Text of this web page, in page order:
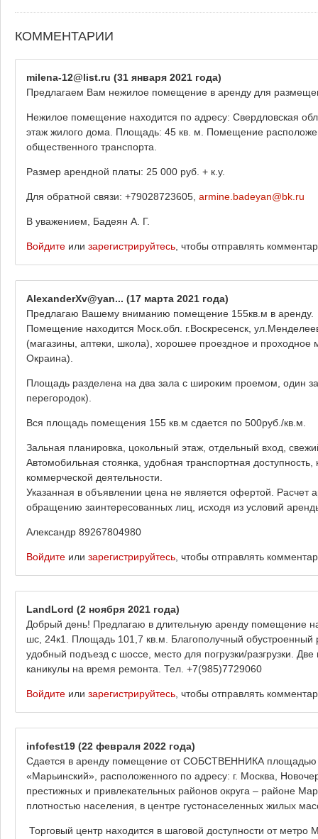
КОММЕНТАРИИ
milena-12@list.ru (31 января 2021 года)
Предлагаем Вам нежилое помещение в аренду для
Нежилое помещение находится по адресу: Свердловская
этаж жилого дома. Площадь: 45 кв. м. Помещение
общественного транспорта.
Размер арендной платы: 25 000 руб. + к.у.
Для обратной связи: +79028723605, armine.badeyan@bk.ru
В уважением, Бадеян А. Г.
Войдите или зарегистрируйтесь , чтобы отправлять
AlexanderXv@yan... (17 марта 2021 года)
Предлагаю Вашему вниманию помещение 155кв.м в аренду.
Помещение находится Моск.обл. г.Воскресенск,
(магазины, аптеки, школа), хорошее проездное и
Окраина).
Площадь разделена на два зала с широким проемом, один
перегородок).
Вся площадь помещения 155 кв.м сдается по 500руб./кв.м.
Зальная планировка, цокольный этаж, отдельный вход,
Автомобильная стоянка, удобная транспортная
коммерческой деятельности.
Указанная в объявлении цена не является офертой. Расчет
обращению заинтересованных лиц, исходя из условий
Александр 89267804980
Войдите или зарегистрируйтесь , чтобы отправлять
LandLord (2 ноября 2021 года)
Добрый день! Предлагаю в длительную аренду помещение
шс, 24к1. Площадь 101,7 кв.м. Благополучный
удобный подъезд с шоссе, место для погрузки/разгрузки.
каникулы на время ремонта. Тел. +7(985)7729060
Войдите или зарегистрируйтесь , чтобы отправлять
infofest19 (22 февраля 2022 года)
Сдается в аренду помещение от СОБСТВЕННИКА площадью
«Марьинский», расположенного по адресу: г. Москва,
престижных и привлекательных районов округа – районе
плотностью населения, в центре густонаселенных жилых
Торговый центр находится в шаговой доступности от метро